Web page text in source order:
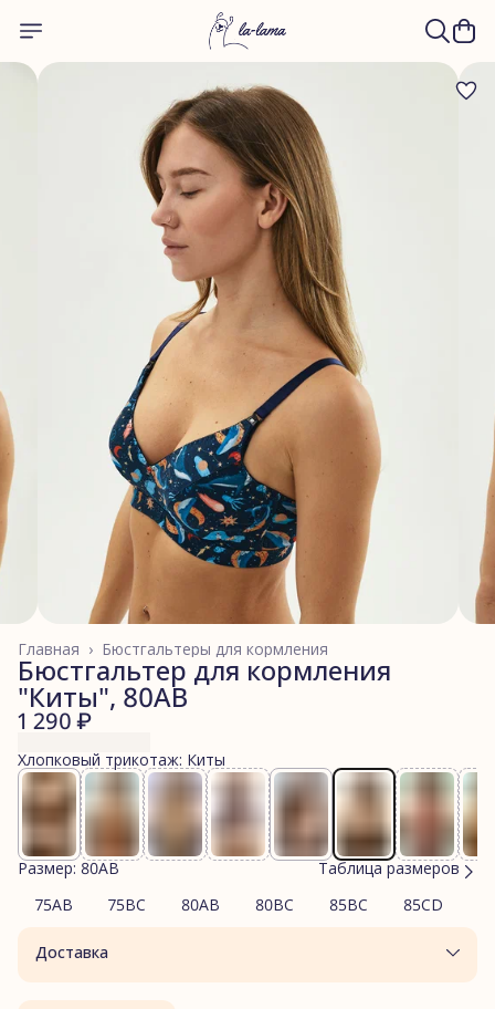
Бюстгальтеры для кормления
Главная ›
Бюстгальтер для кормления
"Киты", 80AB
1 290 ₽
Хлопковый трикотаж: Киты
Размер: 80AB
Таблица размеров
75AB
75BC 80AB 80BC 85BC 85CD
Доставка